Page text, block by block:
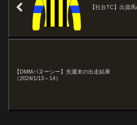
【社台TC】出資
【DMMバヌーシー】先週末の出走結果
（2024/1/13～14）